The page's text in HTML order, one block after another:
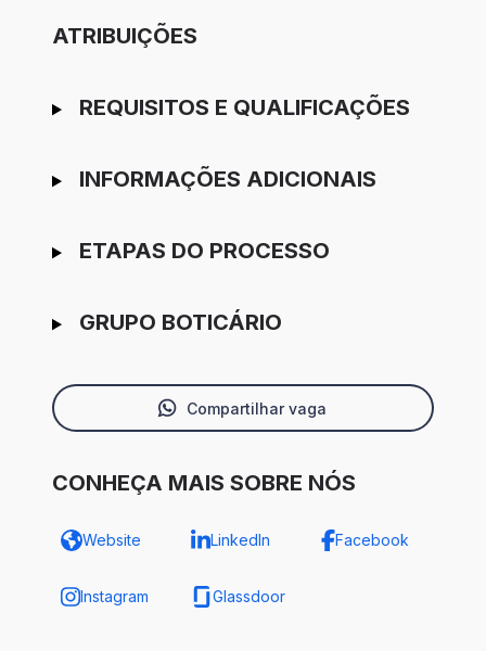
ATRIBUIÇÕES
REQUISITOS E QUALIFICAÇÕES
INFORMAÇÕES ADICIONAIS
ETAPAS DO PROCESSO
GRUPO BOTICÁRIO
Compartilhar vaga
CONHEÇA MAIS SOBRE NÓS
Website LinkedIn Facebook
Instagram Glassdoor